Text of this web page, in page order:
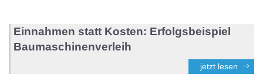
Einnahmen statt Kosten: Erfolgsbeispiel
Baumaschinenverleih
jetzt lesen